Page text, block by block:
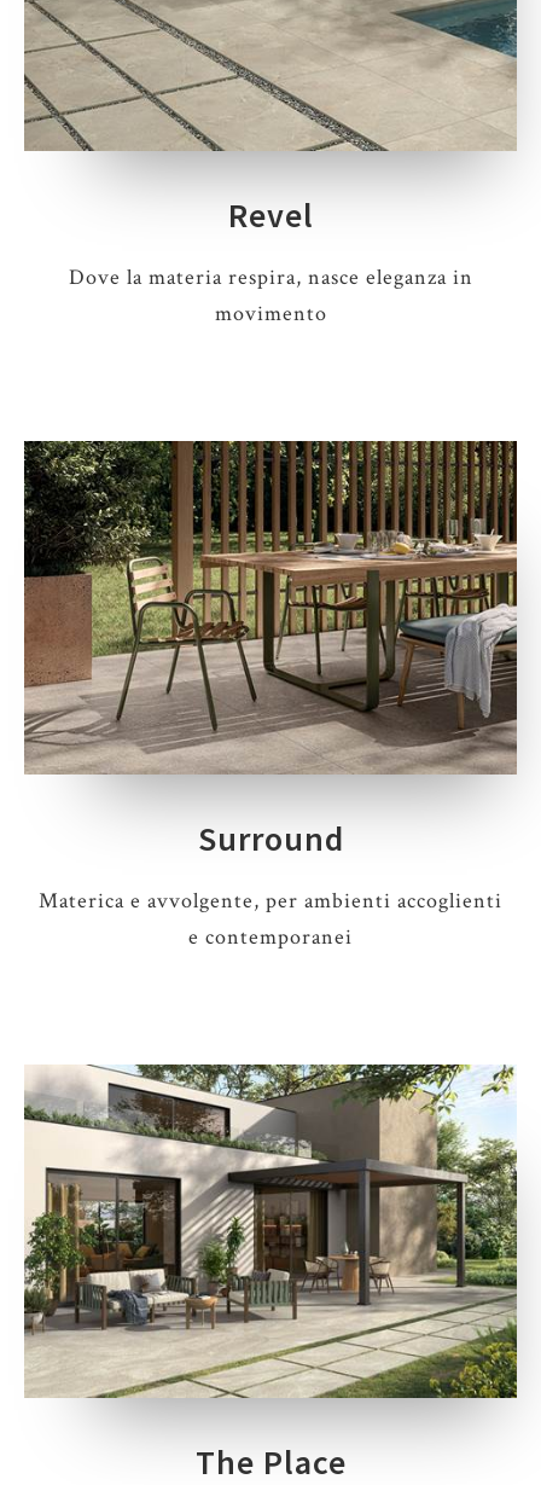
Revel
Dove la materia respira, nasce eleganza in
movimento
Surround
Materica e avvolgente, per ambienti accoglienti
e contemporanei
The Place